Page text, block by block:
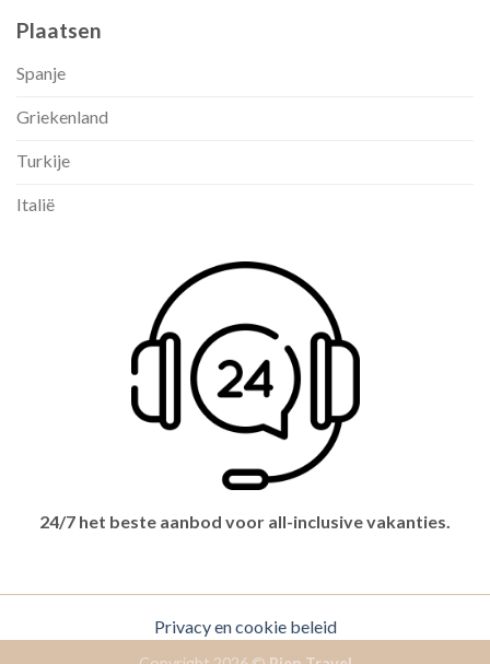
Plaatsen
Spanje
Griekenland
Turkije
Italië
24/7 het beste aanbod voor all-inclusive vakanties.
Privacy en cookie beleid